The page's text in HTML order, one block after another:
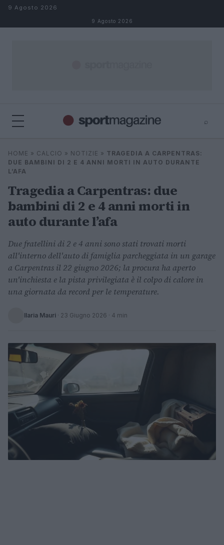
Salta al contenuto
9 Agosto 2026
9 Agosto 2026
⌕
Cerca
⌕
HOME » CALCIO » NOTIZIE » TRAGEDIA A CARPENTRAS:
DUE BAMBINI DI 2 E 4 ANNI MORTI IN AUTO DURANTE
L’AFA
Tragedia a Carpentras: due
bambini di 2 e 4 anni morti in
auto durante l’afa
Due fratellini di 2 e 4 anni sono stati trovati morti
all'interno dell'auto di famiglia parcheggiata in un garage
a Carpentras il 22 giugno 2026; la procura ha aperto
un'inchiesta e la pista privilegiata è il colpo di calore in
una giornata da record per le temperature.
Ilaria Mauri · 23 Giugno 2026 · 4 min